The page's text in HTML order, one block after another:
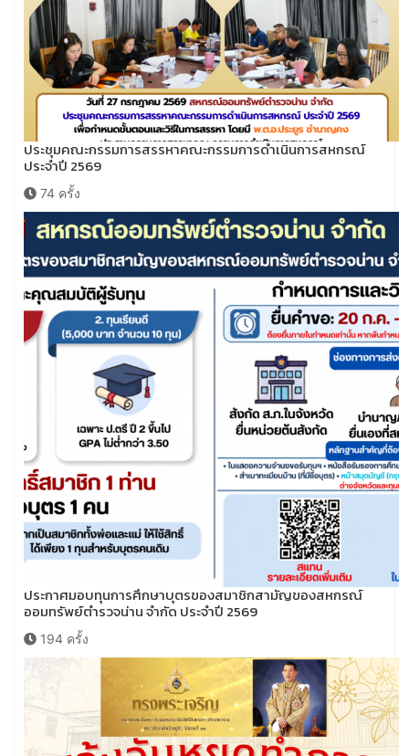
ประชุมคณะกรรมการสรรหาคณะกรรมการดำเนินการสหกรณ์
ประจำปี 2569
74 ครั้ง
ประกาศมอบทุนการศึกษาบุตรของสมาชิกสามัญของสหกรณ์
ออมทรัพย์ตำรวจน่าน จำกัด ประจำปี 2569
194 ครั้ง